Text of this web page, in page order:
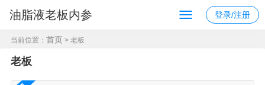
油脂液老板内参 登录/注册
当前位置： 首页 > 老板
老板